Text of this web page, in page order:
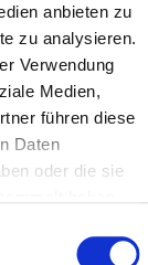
anbieten zu
zu analysieren.
Verwendung
Medien,
führen diese
Daten
oder die sie
(m/w/d) –